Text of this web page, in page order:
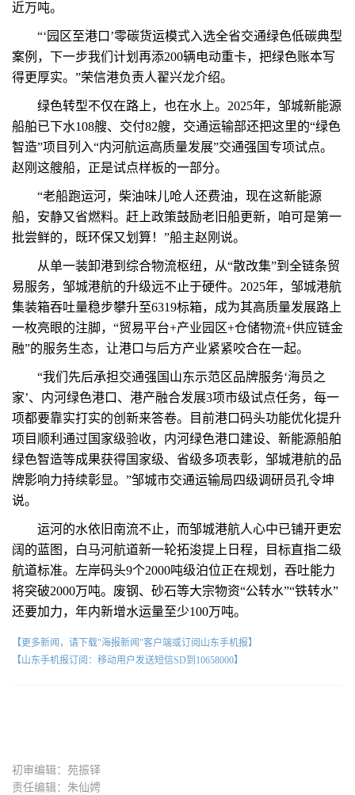
近万吨。
“‘园区至港口’零碳货运模式入选全省交通绿色低碳典型
案例，下一步我们计划再添200辆电动重卡，把绿色账本写
得更厚实。”荣信港负责人翟兴龙介绍。
绿色转型不仅在路上，也在水上。2025年，邹城新能源
船舶已下水108艘、交付82艘，交通运输部还把这里的“绿色
智造”项目列入“内河航运高质量发展”交通强国专项试点。
赵刚这艘船，正是试点样板的一部分。
“老船跑运河，柴油味儿呛人还费油，现在这新能源
船，安静又省燃料。赶上政策鼓励老旧船更新，咱可是第一
批尝鲜的，既环保又划算！”船主赵刚说。
从单一装卸港到综合物流枢纽，从“散改集”到全链条贸
易服务，邹城港航的升级远不止于硬件。2025年，邹城港航
集装箱吞吐量稳步攀升至6319标箱，成为其高质量发展路上
一枚亮眼的注脚，“贸易平台+产业园区+仓储物流+供应链金
融”的服务生态，让港口与后方产业紧紧咬合在一起。
“我们先后承担交通强国山东示范区品牌服务‘海员之
家’、内河绿色港口、港产融合发展3项市级试点任务，每一
项都要靠实打实的创新来答卷。目前港口码头功能优化提升
项目顺利通过国家级验收，内河绿色港口建设、新能源船舶
绿色智造等成果获得国家级、省级多项表彰，邹城港航的品
牌影响力持续彰显。”邹城市交通运输局四级调研员孔令坤
说。
运河的水依旧南流不止，而邹城港航人心中已铺开更宏
阔的蓝图，白马河航道新一轮拓浚提上日程，目标直指二级
航道标准。左岸码头9个2000吨级泊位正在规划，吞吐能力
将突破2000万吨。废钢、砂石等大宗物资“公转水”“铁转水”
还要加力，年内新增水运量至少100万吨。
【更多新闻，请下载"海报新闻"客户端或订阅山东手机报】
【山东手机报订阅：移动用户发送短信SD到10658000】
初审编辑：苑振铎
责任编辑：朱仙娉